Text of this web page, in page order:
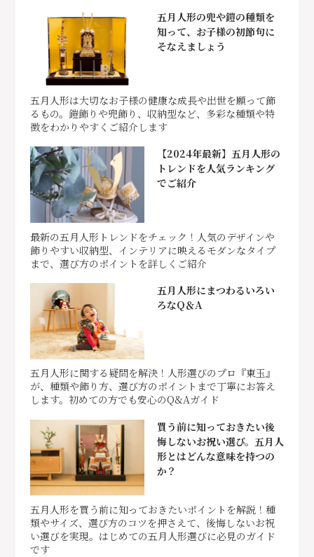
五月人形の兜や鎧の種類を
知って、お子様の初節句に
そなえましょう
五月人形は大切なお子様の健康な成長や出世を願って飾
るもの。鎧飾りや兜飾り、収納型など、多彩な種類や特
徴をわかりやすくご紹介します
【2024年最新】五月人形の
トレンドを人気ランキング
でご紹介
最新の五月人形トレンドをチェック！人気のデザインや
飾りやすい収納型、インテリアに映えるモダンなタイプ
まで、選び方のポイントを詳しくご紹介
五月人形にまつわるいろい
ろなQ＆A
五月人形に関する疑問を解決！人形選びのプロ『東玉』
が、種類や飾り方、選び方のポイントまで丁寧にお答え
します。初めての方でも安心のQ&Aガイド
買う前に知っておきたい後
悔しないお祝い選び。五月人
形とはどんな意味を持つの
か？
五月人形を買う前に知っておきたいポイントを解説！種
類やサイズ、選び方のコツを押さえて、後悔しないお祝
い選びを実現。はじめての五月人形選びに必見のガイド
です